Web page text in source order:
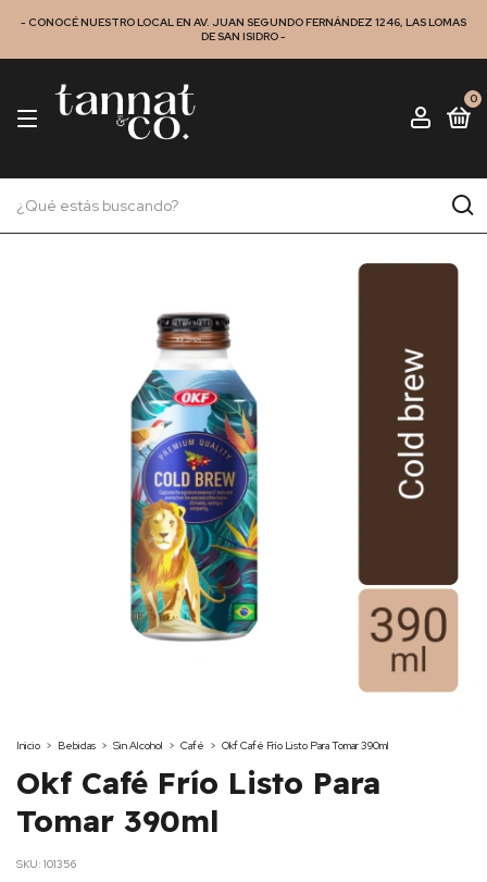
- CONOCÉ NUESTRO LOCAL EN AV. JUAN SEGUNDO FERNÁNDEZ 1246, LAS LOMAS
DE SAN ISIDRO -
0
Inicio > Bebidas > Sin Alcohol > Café > Okf Café Frío Listo Para Tomar 390ml
Okf Café Frío Listo Para
Tomar 390ml
SKU: 101356